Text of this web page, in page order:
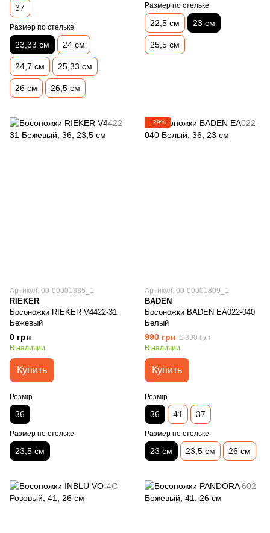
37
Размер по стельке
23,33 см 24 см
24,7 см 25,33 см
26 см 26,5 см
Размер по стельке
22,5 см 23 см
25,5 см
Артикул: 00-00001335_1
RIEKER
Босоножки RIEKER V4422-31
Бежевый
0 грн
В наличии
Купить
Розмір
36
Размер по стельке
23,5 см
−29%
Артикул: 00-00001809_1
BADEN
Босоножки BADEN EA022-040
Белый
990 грн 1 390 грн
В наличии
Купить
Розмір
36 41 37
Размер по стельке
23 см 23,5 см 26 см